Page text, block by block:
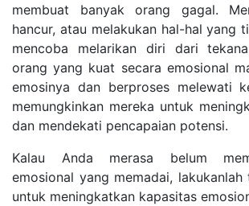
membuat banyak orang gagal.
hancur, atau melakukan hal-hal yang
mencoba melarikan diri dari
orang yang kuat secara emosional
emosinya dan berproses melewati
memungkinkan mereka untuk
dan mendekati pencapaian potensi.
Kalau Anda merasa belum
emosional yang memadai,
untuk meningkatkan kapasitas